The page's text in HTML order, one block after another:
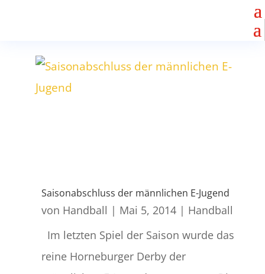
Saisonabschluss der männlichen E-Jugend
von Handball | Mai 5, 2014| Handball
Im letzten Spiel der Saison wurde das
reine Horneburger Derby der